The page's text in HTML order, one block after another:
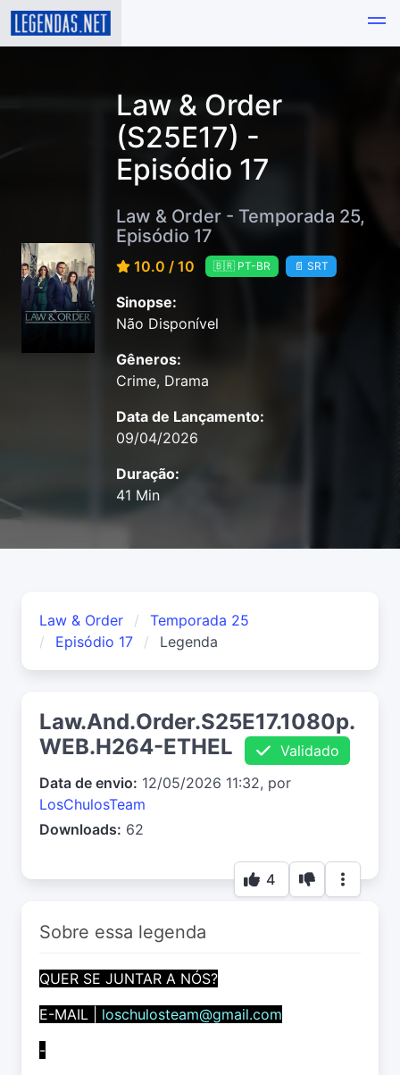
Law & Order
(S25E17) -
Episódio 17
Law & Order - Temporada 25,
Episódio 17
10.0 / 10 🇧🇷 PT-BR 📄 SRT
Sinopse:
Não Disponível
Gêneros:
Crime, Drama
Data de Lançamento:
09/04/2026
Duração:
41 Min
Law & Order
Temporada 25
Episódio 17
Legenda
Law.And.Order.S25E17.1080p.
WEB.H264-ETHEL
Validado
Data de envio: 12/05/2026 11:32, por
LosChulosTeam
Downloads: 62
4
Sobre essa legenda
QUER SE JUNTAR A NÓS?
E-MAIL |
loschulosteam@gmail.com
-